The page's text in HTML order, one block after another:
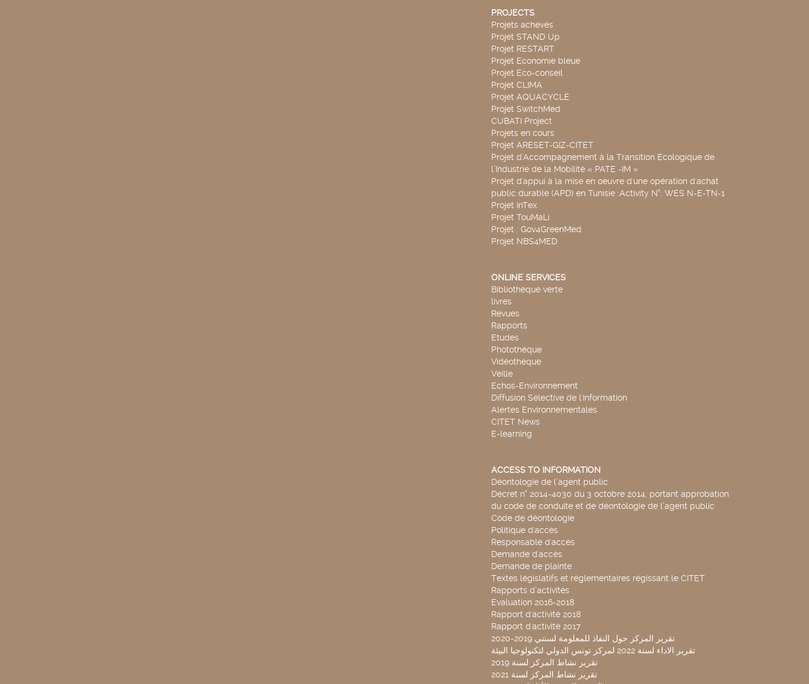
PROJECTS
Projets achevés
Projet STAND Up
Projet RESTART
Projet Economie bleue
Projet Eco-conseil
Projet CLIMA
Projet AQUACYCLE
Projet SwitchMed
CUBATI Project
Projets en cours
Projet ARESET-GIZ-CITET
Projet d’Accompagnement à la Transition Ecologique de
l’Industrie de la Mobilité « PATE -IM »
Projet d'appui à la mise en oeuvre d'une opération d'achat
public durable (APD) en Tunisie :Activity N°: WES N-E-TN-1
Projet InTex
Projet TouMaLi
Projet : Gov4GreenMed
Projet NBS4MED
ONLINE SERVICES
Bibliothèque verte
livres
Revues
Rapports
Etudes
Photothèque
Vidéothèque
Veille
Echos-Environnement
Diffusion Sélective de l'Information
Alertes Environnementales
CITET News
E-learning
ACCESS TO INFORMATION
Déontologie de l’agent public
Décret n° 2014-4030 du 3 octobre 2014, portant approbation
du code de conduite et de déontologie de l’agent public
Code de déontologie
Politique d'accès
Responsable d'accès
Demande d'accès
Demande de plainte
Textes législatifs et réglementaires régissant le CITET
Rapports d’activités
Evaluation 2016-2018
Rapport d'activité 2018
Rapport d'activité 2017
تقرير المركز حول النفاذ للمعلومة لسنتي 2019-2020
تقرير الاداء لسنة 2022 لمركز تونس الدولي لتكنولوجيا البيئة
تقرير نشاط المركز لسنة 2019
تقرير نشاط المركز لسنة 2021